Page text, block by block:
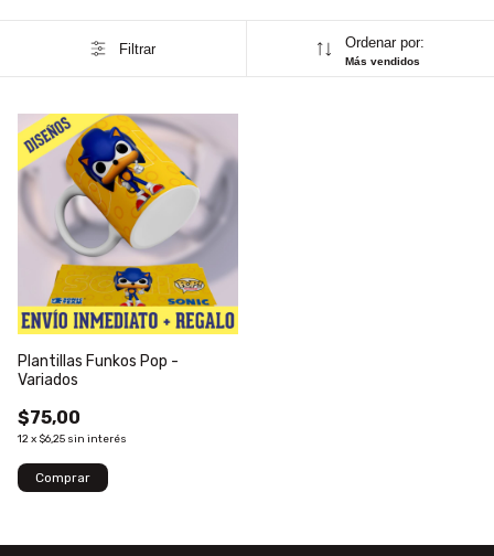
Filtrar Ordenar por:
Más vendidos
Plantillas Funkos Pop -
Variados
$75,00
12x $6,25 sin interés